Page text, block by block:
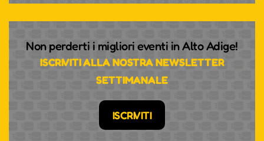
Non perderti i migliori eventi in Alto Adige!
ISCRIVITI ALLA NOSTRA NEWSLETTER
SETTIMANALE
ISCRIVITI